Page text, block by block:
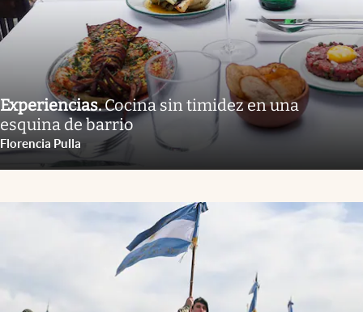
Experiencias.Cocina sin timidez en una
esquina de barrio
Florencia Pulla